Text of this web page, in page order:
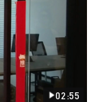
02:55